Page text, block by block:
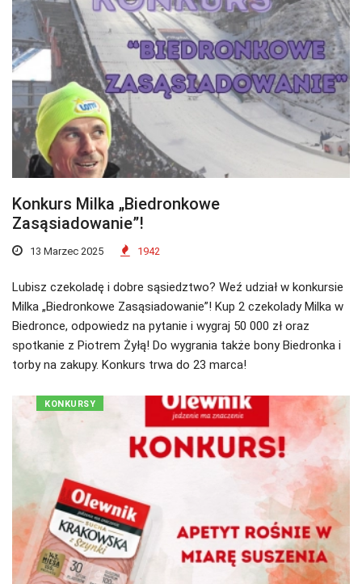
Konkurs Milka „Biedronkowe
Zasąsiadowanie”!
13 Marzec 2025 1942
Lubisz czekoladę i dobre sąsiedztwo? Weź udział w konkursie
Milka „Biedronkowe Zasąsiadowanie”! Kup 2 czekolady Milka w
Biedronce, odpowiedz na pytanie i wygraj 50 000 zł oraz
spotkanie z Piotrem Żyłą! Do wygrania także bony Biedronka i
torby na zakupy. Konkurs trwa do 23 marca!
KONKURSY